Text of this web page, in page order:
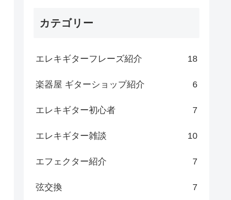
カテゴリー
エレキギターフレーズ紹介 18
楽器屋 ギターショップ紹介 6
エレキギター初心者 7
エレキギター雑談 10
エフェクター紹介 7
弦交換 7